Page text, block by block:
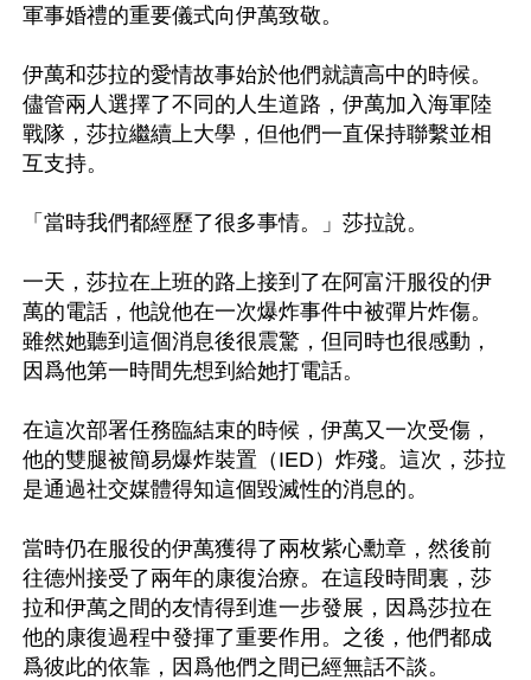
軍事婚禮的重要儀式向伊萬致敬。
伊萬和莎拉的愛情故事始於他們就讀高中的時候。
儘管兩人選擇了不同的人生道路，伊萬加入海軍陸
戰隊，莎拉繼續上大學，但他們一直保持聯繫並相
互支持。
「當時我們都經歷了很多事情。」莎拉說。
一天，莎拉在上班的路上接到了在阿富汗服役的伊
萬的電話，他說他在一次爆炸事件中被彈片炸傷。
雖然她聽到這個消息後很震驚，但同時也很感動，
因爲他第一時間先想到給她打電話。
在這次部署任務臨結束的時候，伊萬又一次受傷，
他的雙腿被簡易爆炸裝置（IED）炸殘。這次，莎拉
是通過社交媒體得知這個毀滅性的消息的。
當時仍在服役的伊萬獲得了兩枚紫心勳章，然後前
往德州接受了兩年的康復治療。在這段時間裏，莎
拉和伊萬之間的友情得到進一步發展，因爲莎拉在
他的康復過程中發揮了重要作用。之後，他們都成
爲彼此的依靠，因爲他們之間已經無話不談。